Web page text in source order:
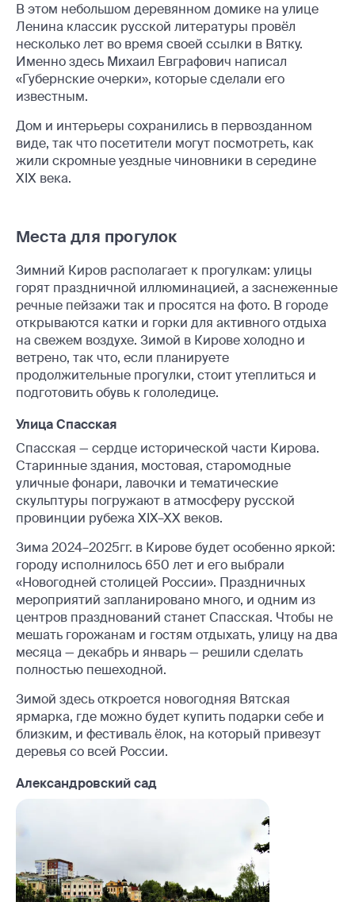
В этом небольшом деревянном домике на улице
Ленина классик русской литературы провёл
несколько лет во время своей ссылки в Вятку.
Именно здесь Михаил Евграфович написал
«Губернские очерки», которые сделали его
известным.
Дом и интерьеры сохранились в первозданном
виде, так что посетители могут посмотреть, как
жили скромные уездные чиновники в середине
XIX века.
Места для прогулок
Зимний Киров располагает к прогулкам: улицы
горят праздничной иллюминацией, а заснеженные
речные пейзажи так и просятся на фото. В городе
открываются катки и горки для активного отдыха
на свежем воздухе. Зимой в Кирове холодно и
ветрено, так что, если планируете
продолжительные прогулки, стоит утеплиться и
подготовить обувь к гололедице.
Улица Спасская
Спасская — сердце исторической части Кирова.
Старинные здания, мостовая, старомодные
уличные фонари, лавочки и тематические
скульптуры погружают в атмосферу русской
провинции рубежа XIX–XX веков.
Зима 2024–2025гг. в Кирове будет особенно яркой:
городу исполнилось 650 лет и его выбрали
«Новогодней столицей России». Праздничных
мероприятий запланировано много, и одним из
центров празднований станет Спасская. Чтобы не
мешать горожанам и гостям отдыхать, улицу на два
месяца — декабрь и январь — решили сделать
полностью пешеходной.
Зимой здесь откроется новогодняя Вятская
ярмарка, где можно будет купить подарки себе и
близким, и фестиваль ёлок, на который привезут
деревья со всей России.
Александровский сад